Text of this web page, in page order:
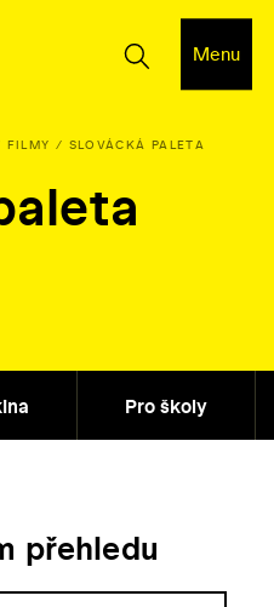
Menu
FILMY SLOVÁCKÁ PALETA
Pro školy
přehledu